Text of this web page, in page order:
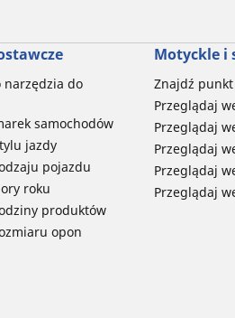
narzędzia do
samochodów
jazdy
pojazdu
roku
produktów
opon
Motyckle i
Znajdź
Przeglądaj
Przeglądaj
Przeglądaj
Przeglądaj
Przeglądaj